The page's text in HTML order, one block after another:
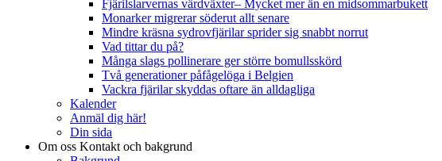
Fjärilslarvernas värdväxter– Mycket mer än en midsommarbukett
Monarker migrerar söderut allt senare
Mindre kräsna sydrovfjärilar sprider sig snabbt norrut
Vad tittar du på?
Många slags pollinerare ger större bomullsskörd
Två generationer påfågelöga i Belgien
Vackra fjärilar skyddas oftare än alldagliga
Kalender
Anmäl dig här!
Din sida
Om oss Kontakt och bakgrund